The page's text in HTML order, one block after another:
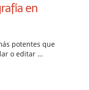
en
potentes que
o editar …